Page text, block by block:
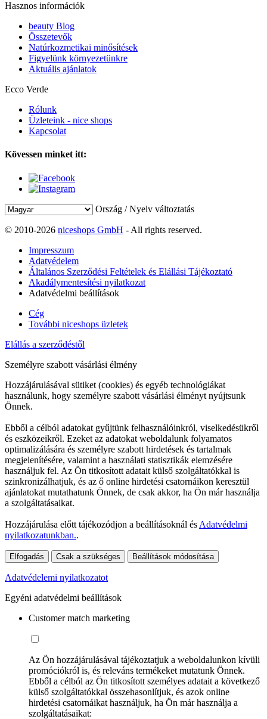
Hasznos információk
beauty Blog
Összetevők
Natúrkozmetikai minősítések
Figyelünk környezetünkre
Aktuális ajánlatok
Ecco Verde
Rólunk
Üzleteink - nice shops
Kapcsolat
Kövessen minket itt:
Ország / Nyelv változtatás
© 2010-2026 niceshops GmbH - All rights reserved.
Impresszum
Adatvédelem
Általános Szerződési Feltételek és Elállási Tájékoztató
Akadálymentesítési nyilatkozat
Adatvédelmi beállítások
Cég
További niceshops üzletek
Elállás a szerződéstől
Személyre szabott vásárlási élmény
Hozzájárulásával sütiket (cookies) és egyéb technológiákat
használunk, hogy személyre szabott vásárlási élményt nyújtsunk
Önnek.
Ebből a célból adatokat gyűjtünk felhasználóinkról, viselkedésükről
és eszközeikről. Ezeket az adatokat weboldalunk folyamatos
optimalizálására és személyre szabott hirdetések és tartalmak
megjelenítésére, valamint a használati statisztikák elemzésére
használjuk fel. Az Ön titkosított adatait külső szolgáltatókkal is
szinkronizálhatjuk, és az ő online hirdetési csatornáikon keresztül
ajánlatokat mutathatunk Önnek, de csak akkor, ha Ön már használja
a szolgáltatásaikat.
Hozzájárulása előtt tájékozódjon a beállításoknál és Adatvédelmi
nyilatkozatunkban..
Elfogadás Csak a szükséges Beállítások módosítása
Adatvédelemi nyilatkozatot
Egyéni adatvédelmi beállítások
Customer match marketing
Az Ön hozzájárulásával tájékoztatjuk a weboldalunkon kívüli
promóciókról is, és releváns termékeket mutatunk Önnek.
Ebből a célból az Ön titkosított személyes adatait a következő
külső szolgáltatókkal összehasonlítjuk, és azok online
hirdetési csatornáikat használjuk, ha Ön már használja a
szolgáltatásaikat: